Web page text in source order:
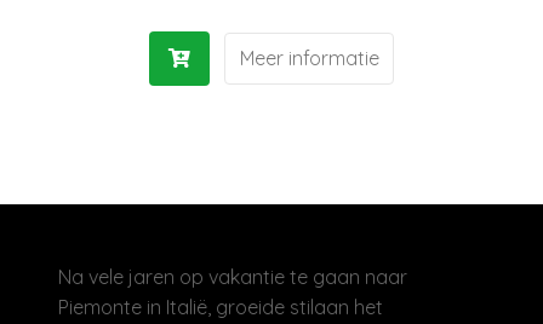
Antipasti | Sauzen
Meer informatie
Na vele jaren op vakantie te gaan naar
Piemonte in Italië, groeide stilaan het